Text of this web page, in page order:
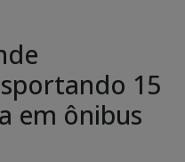
15
em ônibus